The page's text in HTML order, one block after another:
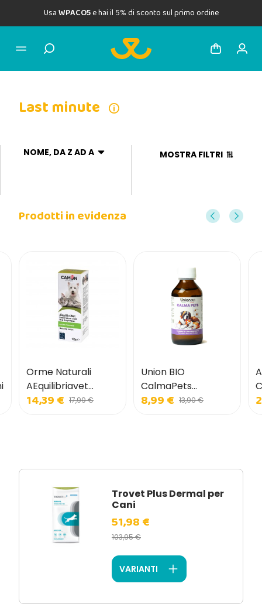
UsaWPACO5e hai il 5% di sconto sul primo ordine
Last minute
NOME, DA Z AD A MOSTRA FILTRI
Prodotti in evidenza
Orme Naturali
AEquilibriavet
Sospensione Orale
14,39 € 17,99 €
Union BIO
CalmaPets
Calmante per Cani
8,99 € 13,90 €
Trovet Plus Dermal per
Cani
51,98 €
103,95 €
VARIANTI